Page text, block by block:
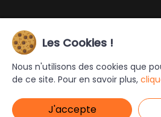
Copyright © 2026
Ce site a été créé et est géré
Les Cookies !
Nous n'utilisons des cookies que
de ce site. Pour en savoir plus,
J'accepte